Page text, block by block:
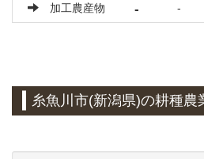
加工農産物 - -
糸魚川市(新潟県)の耕種農